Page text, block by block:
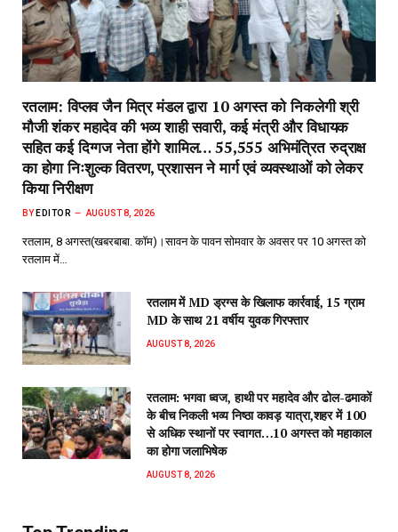
रतलाम: विप्लव जैन मित्र मंडल द्वारा 10 अगस्त को निकलेगी श्री
मौजी शंकर महादेव की भव्य शाही सवारी, कई मंत्री और विधायक
सहित कई दिग्गज नेता होंगे शामिल… 55,555 अभिमंत्रित रुद्राक्ष
का होगा निःशुल्क वितरण, प्रशासन ने मार्ग एवं व्यवस्थाओं को लेकर
किया निरीक्षण
BY EDITOR AUGUST 8, 2026
रतलाम, 8 अगस्त(खबरबाबा. कॉम)।सावन के पावन सोमवार के अवसर पर 10 अगस्त को
रतलाम में…
रतलाम में MD ड्रग्स के खिलाफ कार्रवाई, 15 ग्राम
MD के साथ 21 वर्षीय युवक गिरफ्तार
AUGUST 8, 2026
रतलाम: भगवा ध्वज, हाथी पर महादेव और ढोल-ढमाकों
के बीच निकली भव्य निष्ठा कावड़ यात्रा,शहर में 100
से अधिक स्थानों पर स्वागत…10 अगस्त को महाकाल
का होगा जलाभिषेक
AUGUST 8, 2026